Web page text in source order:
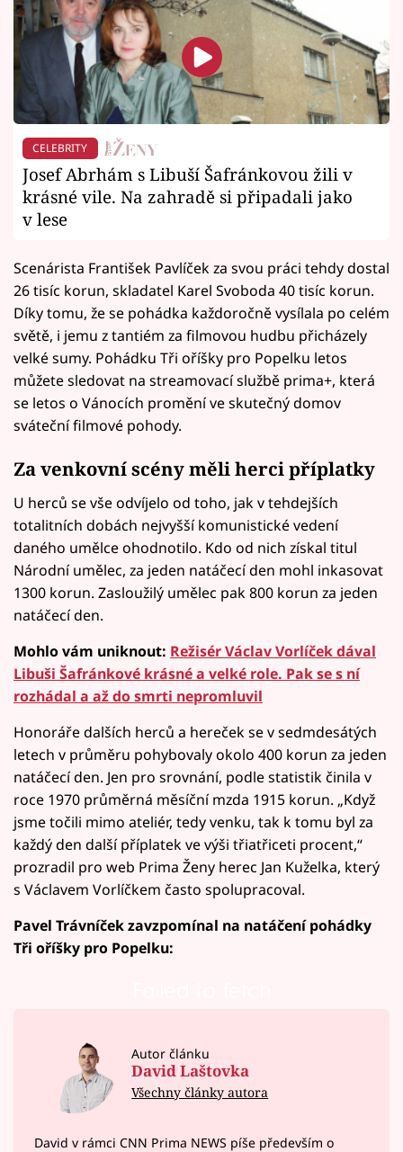
CELEBRITY
Josef Abrhám s Libuší Šafránkovou žili v
krásné vile. Na zahradě si připadali jako
v lese
Scenárista František Pavlíček za svou práci tehdy dostal
26 tisíc korun, skladatel Karel Svoboda 40 tisíc korun.
Díky tomu, že se pohádka každoročně vysílala po celém
světě, i jemu z tantiém za filmovou hudbu přicházely
velké sumy. Pohádku Tři oříšky pro Popelku letos
můžete sledovat na streamovací službě prima+, která
se letos o Vánocích promění ve skutečný domov
sváteční filmové pohody.
Za venkovní scény měli herci příplatky
U herců se vše odvíjelo od toho, jak v tehdejších
totalitních dobách nejvyšší komunistické vedení
daného umělce ohodnotilo. Kdo od nich získal titul
Národní umělec, za jeden natáčecí den mohl inkasovat
1300 korun. Zasloužilý umělec pak 800 korun za jeden
natáčecí den.
Mohlo vám uniknout: Režisér Václav Vorlíček dával
Libuši Šafránkové krásné a velké role. Pak se s ní
rozhádal a až do smrti nepromluvil
Honoráře dalších herců a hereček se v sedmdesátých
letech v průměru pohybovaly okolo 400 korun za jeden
natáčecí den. Jen pro srovnání, podle statistik činila v
roce 1970 průměrná měsíční mzda 1915 korun. „Když
jsme točili mimo ateliér, tedy venku, tak k tomu byl za
každý den další příplatek ve výši třiatřiceti procent,“
prozradil pro web Prima Ženy herec Jan Kuželka, který
s Václavem Vorlíčkem často spolupracoval.
Pavel Trávníček zavzpomínal na natáčení pohádky
Tři oříšky pro Popelku:
Autor článku
David Laštovka
Všechny články autora
David v rámci CNN Prima NEWS píše především o